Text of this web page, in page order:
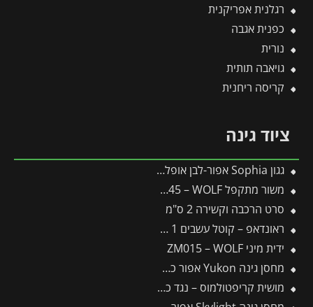
רגלנית אפריקנית
כפנית אגבה
נורית
גויאבה תותית
קריסה ריחנית
ציוד גינה
גגון Sophia אפור-לבן אופל 1X1.6 עיצוב מודרני מבית פלרם – Canopia
משור מתקפל SAW145 – WOLF
סרט הרכבה וקשירה 2 ס"מ
ראונדאפ – קוטל עשבים 1 ליטר
ידית מיני ZM015 – WOLF
מחסן גינה Yukon אפור כהה 3.3X5.2 מבית פלרם – קנופיה
מושית קריפטולמוס – נגד כנימות קמחיות